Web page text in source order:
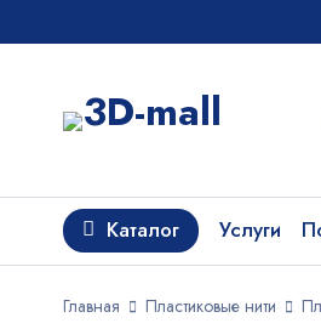
Каталог Услуги
Главная Пластиковые нити